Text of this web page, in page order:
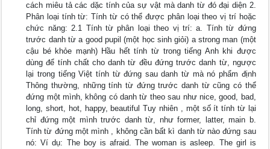
cách miêu tả các dặc tính của sự vật mà danh từ đó đại diện 2.
Phân loại tính từ: Tính từ có thể được phân loại theo vị trí hoặc
chức năng: 2.1 Tính từ phân loại theo vị trí: a. Tính từ đứng
trước danh từ a good pupil (một học sinh giỏi) a strong man (một
cậu bé khỏe mạnh) Hầu hết tính từ trong tiếng Anh khi được
dùng để tính chất cho danh từ đều đứng trước danh từ, ngược
lại trong tiếng Việt tính từ đứng sau danh từ mà nó phẩm định
Thông thường, những tính từ đứng trước danh từ cũng có thể
đứng một mình, không có danh từ theo sau như nice, good, bad,
long, short, hot, happy, beautiful Tuy nhiên , một số ít tính từ lại
chỉ đứng một mình trước danh từ, như former, latter, main b.
Tính từ đứng một mình , không cần bất kì danh từ nào đứng sau
nó: Ví dụ: The boy is afraid. The woman is asleep. The girl is